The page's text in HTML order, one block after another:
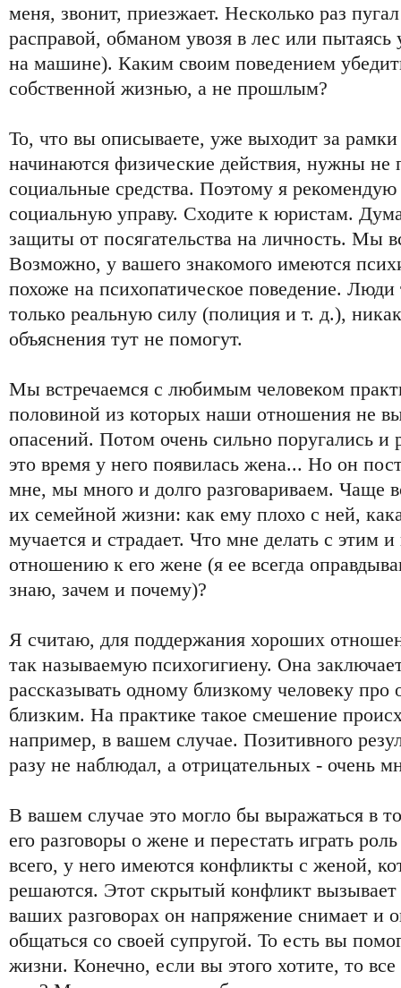
меня, звонит, приезжает. Несколько раз
расправой, обманом увозя в лес или
на машине). Каким своим поведением
собственной жизнью, а не прошлым?
То, что вы описываете, уже выходит за
начинаются физические действия, нужны не
социальные средства. Поэтому я
социальную управу. Сходите к юристам.
защиты от посягательства на личность. Мы
Возможно, у вашего знакомого имеются
похоже на психопатическое поведение.
только реальную силу (полиция и т. д.),
объяснения тут не помогут.
Мы встречаемся с любимым человеком
половиной из которых наши отношения не
опасений. Потом очень сильно поругались и
это время у него появилась жена... Но он
мне, мы много и долго разговариваем. Чаще
их семейной жизни: как ему плохо с ней,
мучается и страдает. Что мне делать с этим и
отношению к его жене (я ее всегда
знаю, зачем и почему)?
Я считаю, для поддержания хороших
так называемую психогигиену. Она
рассказывать одному близкому человеку
близким. На практике такое смешение
например, в вашем случае. Позитивного
разу не наблюдал, а отрицательных - очень
В вашем случае это могло бы выражаться в
его разговоры о жене и перестать играть
всего, у него имеются конфликты с женой,
решаются. Этот скрытый конфликт
ваших разговорах он напряжение снимает и
общаться со своей супругой. То есть вы
жизни. Конечно, если вы этого хотите, то